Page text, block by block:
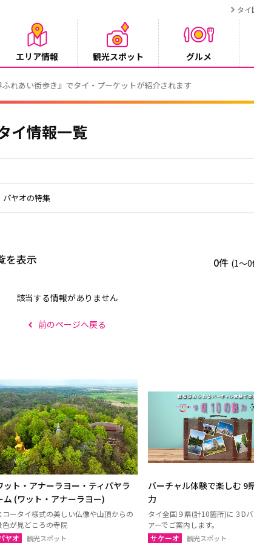
タイ
エリア情報 観光スポット グルメ
き』でタイ・プーケットが紹介されます
イ情報一覧
パヤオの特集
を表示 0件 (1〜
該当する情報がありません
前のページへ戻る
ット・アナーラヨー・ティパヤラ
ム (ワット・アナーラヨー)
コータイ様式の美しい仏像や山頂からの
色が見どころの寺院
ヤオ
観光スポット
バーチャル体験で楽しむ 9
力
タイ全国９県(計10箇所)に３D
アーでご案内します。
サケーオ
観光スポット